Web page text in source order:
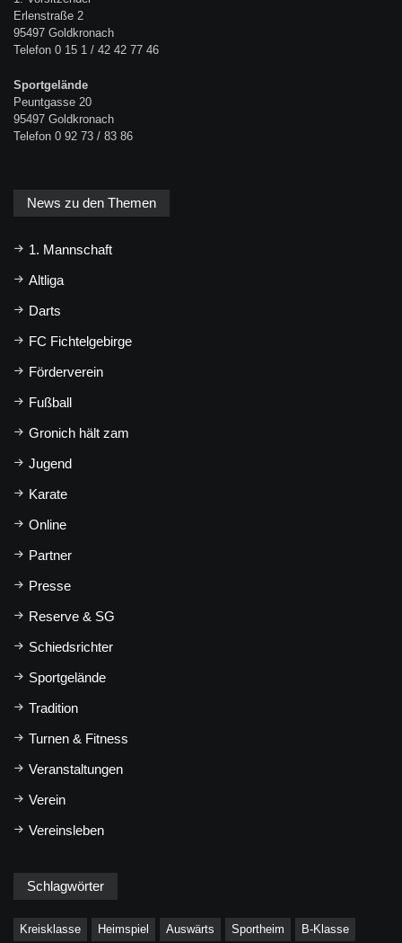
Erlenstraße 2
95497 Goldkronach
Telefon 0 15 1 / 42 42 77 46
Sportgelände
Peuntgasse 20
95497 Goldkronach
Telefon 0 92 73 / 83 86
News zu den Themen
1. Mannschaft
Altliga
Darts
FC Fichtelgebirge
Förderverein
Fußball
Gronich hält zam
Jugend
Karate
Online
Partner
Presse
Reserve & SG
Schiedsrichter
Sportgelände
Tradition
Turnen & Fitness
Veranstaltungen
Verein
Vereinsleben
Schlagwörter
Kreisklasse Heimspiel Auswärts Sportheim B-Klasse